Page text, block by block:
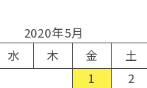
2020年5月
水 木 金 土
1
2